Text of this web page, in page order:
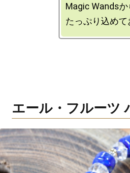
Magic Wands
エール・フルーツ